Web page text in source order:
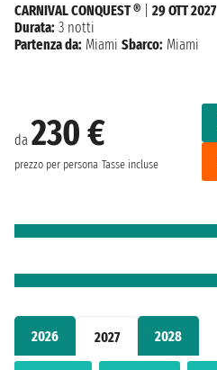
2026 2027 2028
da 230 €
prezzo per persona Tasse incluse
CARNIVAL CONQUEST ®
29 OTT 2027
Durata: 3 notti
Partenza da: Miami Sbarco: Miami